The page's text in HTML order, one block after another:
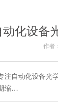
动化设备
作者
注自动化设备光
缩…